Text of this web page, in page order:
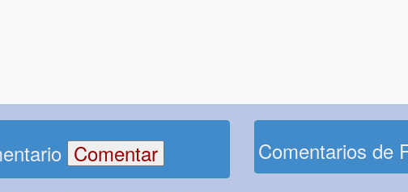
Comentarios de